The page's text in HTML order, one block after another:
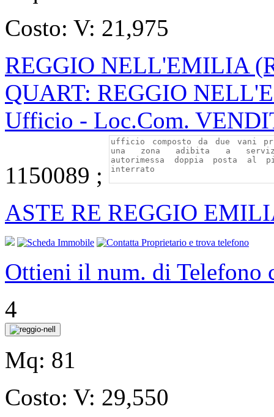
Costo: V: 21,975
REGGIO NELL'EMILIA
QUART: REGGIO
Ufficio - Loc.Com.
1150089 ;
ASTE RE REGGIO
Ottieni il num. di Telefono
4
Mq: 81
Costo: V: 29,550